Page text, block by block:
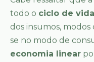
todo o ciclo de
dos insumos,
se no modo de
economia linear